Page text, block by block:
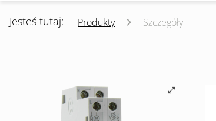
Jesteś tutaj: Produkty Szczegóły